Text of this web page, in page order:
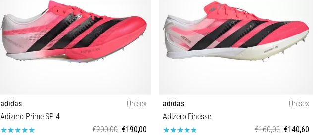
adidas
Unisex
Adizero Prime SP 4
€200,00 €190,00
adidas
Unisex
Adizero Finesse
€160,00 €140,60